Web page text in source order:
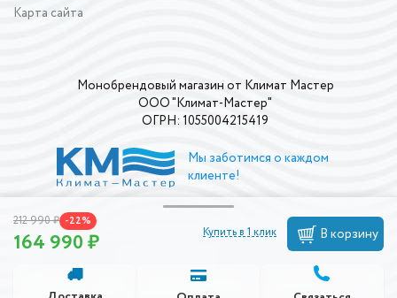
212 990 ₽ -22%
164 990 ₽ Купить в 1 клик В корзину
Карта сайта
Монобрендовый магазин от Климат Мастер
ООО "Климат-Мастер"
ОГРН: 1055004215419
Мы заботимся о каждом
клиенте!